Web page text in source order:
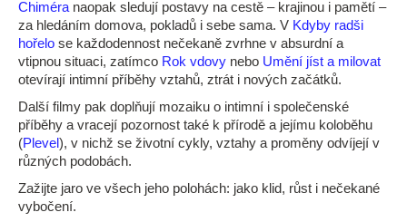
Chiméra naopak sledují postavy na cestě – krajinou i pamětí –
za hledáním domova, pokladů i sebe sama. V Kdyby radši
hořelo se každodennost nečekaně zvrhne v absurdní a
vtipnou situaci, zatímco Rok vdovy nebo Umění jíst a milovat
otevírají intimní příběhy vztahů, ztrát i nových začátků.
Další filmy pak doplňují mozaiku o intimní i společenské
příběhy a vracejí pozornost také k přírodě a jejímu koloběhu
(Plevel), v nichž se životní cykly, vztahy a proměny odvíjejí v
různých podobách.
Zažijte jaro ve všech jeho polohách: jako klid, růst i nečekané
vybočení.